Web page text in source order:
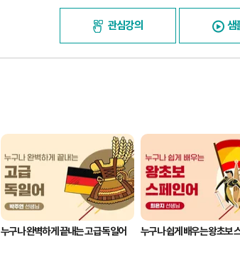
관심강의 샘
누구나 완벽하게 끝내는 고급 독일어 누구나 쉽게 배우는 왕초보